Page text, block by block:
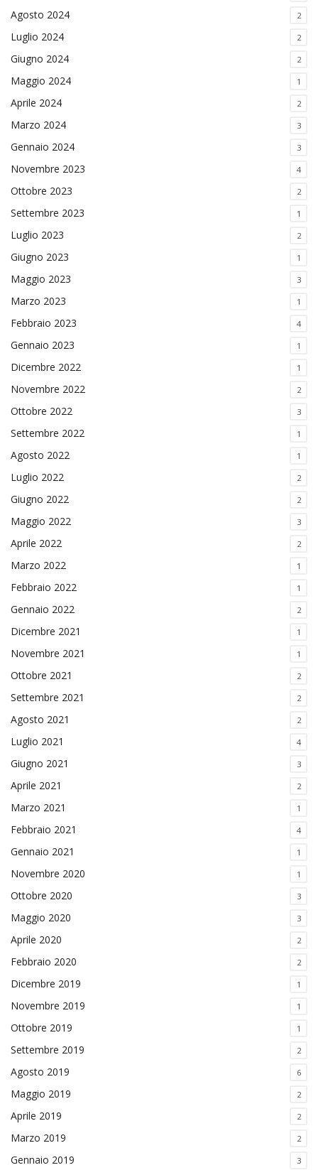
Agosto 2024 2
Luglio 2024 2
Giugno 2024 2
Maggio 2024 1
Aprile 2024 2
Marzo 2024 3
Gennaio 2024 3
Novembre 2023 4
Ottobre 2023 2
Settembre 2023 1
Luglio 2023 2
Giugno 2023 1
Maggio 2023 3
Marzo 2023 1
Febbraio 2023 4
Gennaio 2023 1
Dicembre 2022 1
Novembre 2022 2
Ottobre 2022 3
Settembre 2022 1
Agosto 2022 1
Luglio 2022 2
Giugno 2022 2
Maggio 2022 3
Aprile 2022 2
Marzo 2022 1
Febbraio 2022 1
Gennaio 2022 2
Dicembre 2021 1
Novembre 2021 1
Ottobre 2021 2
Settembre 2021 2
Agosto 2021 2
Luglio 2021 4
Giugno 2021 3
Aprile 2021 2
Marzo 2021 1
Febbraio 2021 4
Gennaio 2021 1
Novembre 2020 1
Ottobre 2020 3
Maggio 2020 3
Aprile 2020 2
Febbraio 2020 2
Dicembre 2019 1
Novembre 2019 1
Ottobre 2019 1
Settembre 2019 2
Agosto 2019 6
Maggio 2019 2
Aprile 2019 2
Marzo 2019 2
Gennaio 2019 3